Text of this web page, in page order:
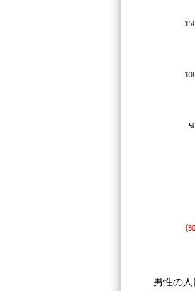
男性の